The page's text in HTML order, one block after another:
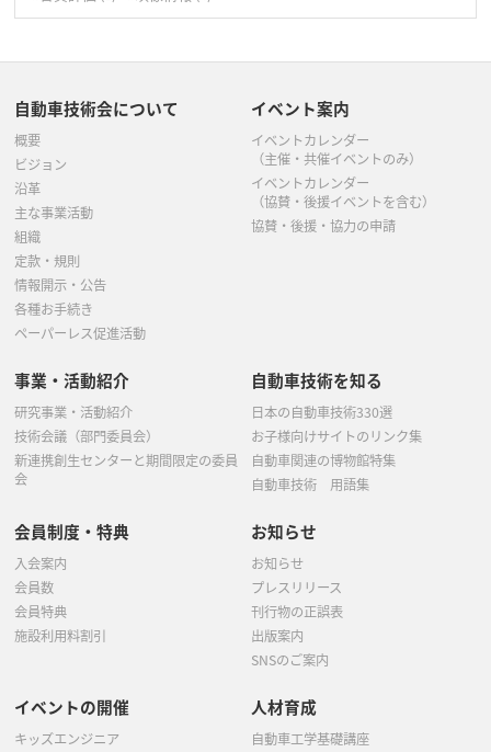
5月(6)
3月(4)
1月
6月(3)
5月(6)
4月(7)
自動車技術会について
概要
ビジョン
沿革
主な事業活動
組織
定款・規則
情報開示・公告
各種お手続き
ペーパーレス促進活動
イベント案内
イベントカレンダー
（主催・共催イベントのみ）
イベントカレンダー
（協賛・後援イベントを含む）
協賛・後援・協力の申請
事業・活動紹介
研究事業・活動紹介
技術会議（部門委員会）
新連携創生センターと期間限定の委員
会
自動車技術を知る
日本の自動車技術330選
お子様向けサイトのリンク集
自動車関連の博物館特集
自動車技術 用語集
会員制度・特典
入会案内
会員数
会員特典
施設利用料割引
お知らせ
お知らせ
プレスリリース
刊行物の正誤表
出版案内
SNSのご案内
イベントの開催
キッズエンジニア
人材育成
自動車工学基礎講座